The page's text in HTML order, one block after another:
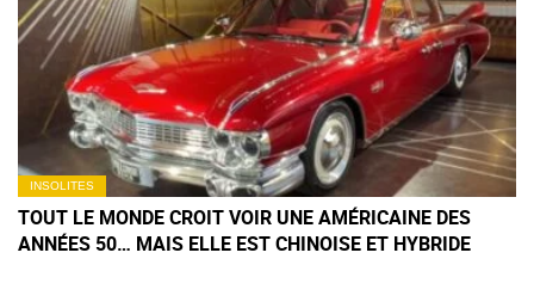
INSOLITES
TOUT LE MONDE CROIT VOIR UNE AMÉRICAINE DES
ANNÉES 50… MAIS ELLE EST CHINOISE ET HYBRIDE